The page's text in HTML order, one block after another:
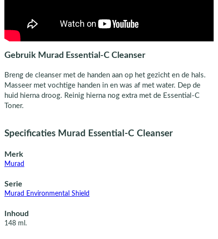
Gebruik Murad Essential-C Cleanser
Breng de cleanser met de handen aan op het gezicht en de hals.
Masseer met vochtige handen in en was af met water. Dep de
huid hierna droog. Reinig hierna nog extra met de Essential-C
Toner.
Specificaties Murad Essential-C Cleanser
Merk
Murad
Serie
Murad Environmental Shield
Inhoud
148 ml.